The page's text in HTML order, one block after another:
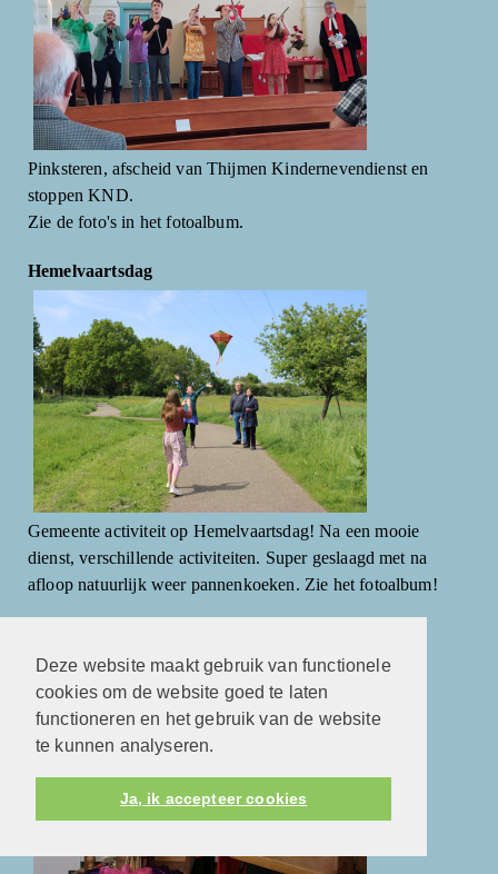
Deze website maakt gebruik van functionele
cookies om de website goed te laten
functioneren en het gebruik van de website
te kunnen analyseren.
Ja, ik accepteer cookies
Pinksteren, afscheid van Thijmen Kindernevendienst en
stoppen KND.
Zie de foto's in het fotoalbum.
Hemelvaartsdag
Gemeente activiteit op Hemelvaartsdag! Na een mooie
dienst, verschillende activiteiten. Super geslaagd met na
afloop natuurlijk weer pannenkoeken. Zie het fotoalbum!